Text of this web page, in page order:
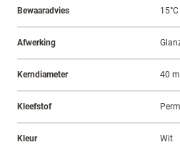
Bewaaradvies
Afwerking
Kerndiameter 40
Kleefstof
Kleur Wit